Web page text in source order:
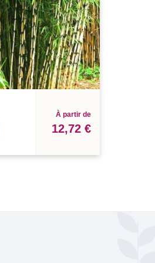
À partir de
12,72 €